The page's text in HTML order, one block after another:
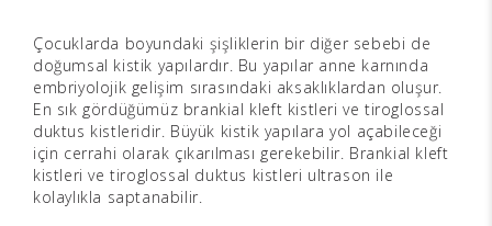
Çocuklarda boyundaki şişliklerin bir diğer sebebi de
doğumsal kistik yapılardır. Bu yapılar anne karnında
embriyolojik gelişim sırasındaki aksaklıklardan oluşur.
En sık gördüğümüz brankial kleft kistleri ve tiroglossal
duktus kistleridir. Büyük kistik yapılara yol açabileceği
için cerrahi olarak çıkarılması gerekebilir. Brankial kleft
kistleri ve tiroglossal duktus kistleri ultrason ile
kolaylıkla saptanabilir.